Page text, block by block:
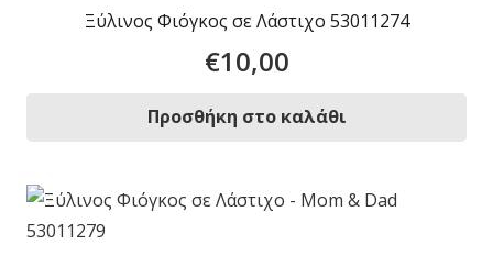
Ξύλινος Φιόγκος σε Λάστιχο 53011274
€10,00
Προσθήκη στο καλάθι